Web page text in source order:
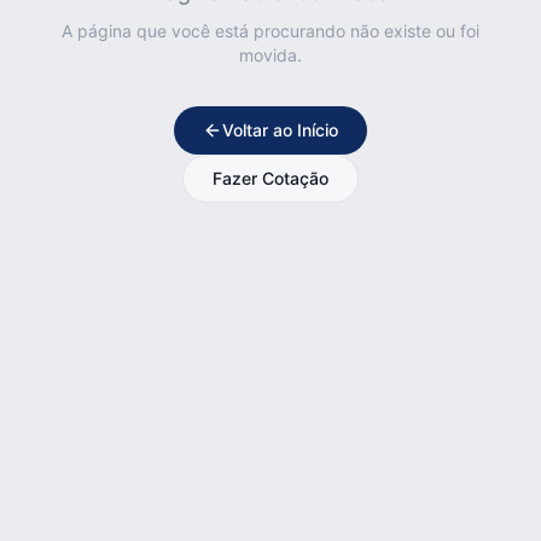
A página que você está procurando não existe ou foi
movida.
Voltar ao Início
Fazer Cotação